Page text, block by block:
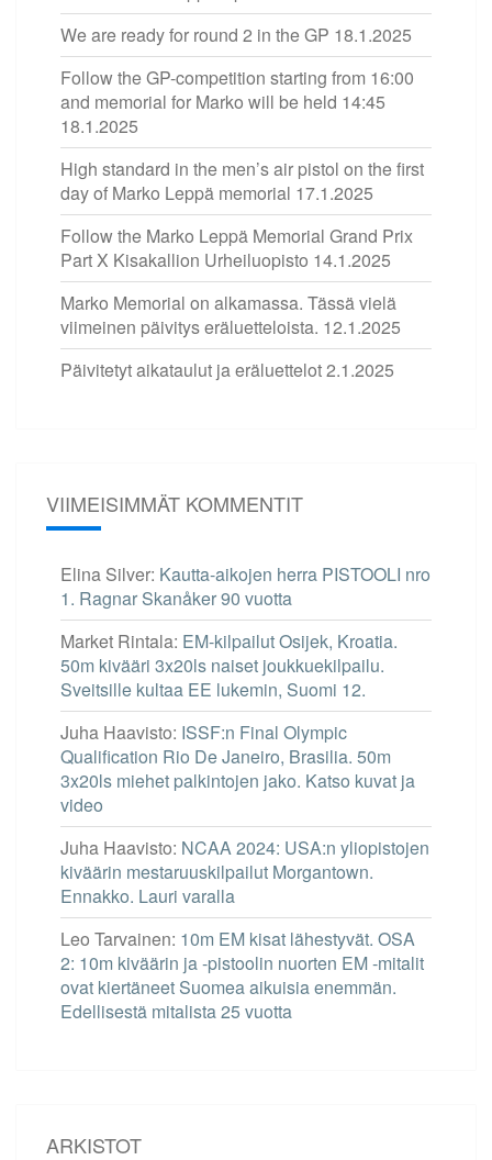
We are ready for round 2 in the GP 18.1.2025
Follow the GP-competition starting from 16:00
and memorial for Marko will be held 14:45
18.1.2025
High standard in the men’s air pistol on the first
day of Marko Leppä memorial 17.1.2025
Follow the Marko Leppä Memorial Grand Prix
Part X Kisakallion Urheiluopisto 14.1.2025
Marko Memorial on alkamassa. Tässä vielä
viimeinen päivitys eräluetteloista. 12.1.2025
Päivitetyt aikataulut ja eräluettelot2.1.2025
VIIMEISIMMÄT KOMMENTIT
Elina Silver: Kautta-aikojen herra PISTOOLI nro
1. Ragnar Skanåker 90 vuotta
Market Rintala: EM-kilpailut Osijek, Kroatia.
50m kivääri 3x20ls naiset joukkuekilpailu.
Sveitsille kultaa EE lukemin, Suomi 12.
Juha Haavisto: ISSF:n Final Olympic
Qualification Rio De Janeiro, Brasilia. 50m
3x20ls miehet palkintojen jako. Katso kuvat ja
video
Juha Haavisto: NCAA 2024: USA:n yliopistojen
kiväärin mestaruuskilpailut Morgantown.
Ennakko. Lauri varalla
Leo Tarvainen: 10m EM kisat lähestyvät. OSA
2: 10m kiväärin ja -pistoolin nuorten EM -mitalit
ovat kiertäneet Suomea aikuisia enemmän.
Edellisestä mitalista 25 vuotta
ARKISTOT